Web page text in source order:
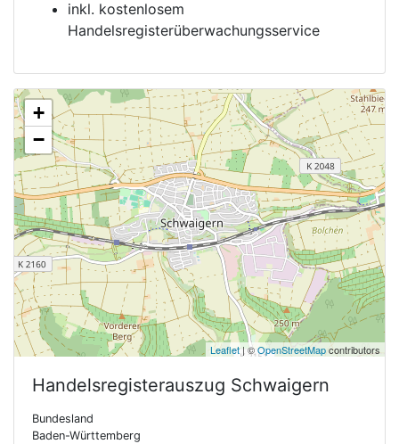
inkl. kostenlosem
Handelsregisterüberwachungsservice
+
−
Leaflet| ©OpenStreetMapcontributors
Handelsregisterauszug Schwaigern
Bundesland
Baden-Württemberg